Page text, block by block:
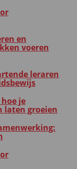
en
voeren
leraren
je
laten groeien